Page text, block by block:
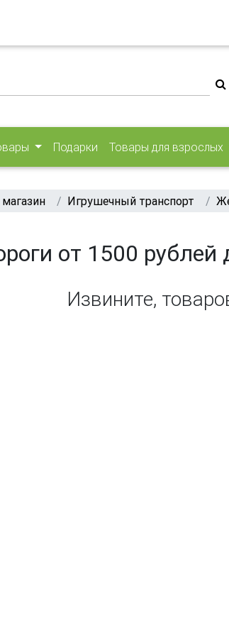
Подарки Товары для взрослых
Игрушечный транспорт
от 1500 рублей
Извините,